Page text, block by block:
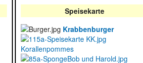
Speisekarte
Krabbenburger
Korallenpommes